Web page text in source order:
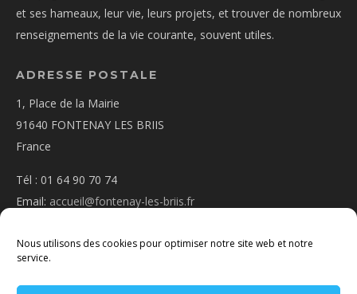
Nous utilisons des cookies pour optimiser notre site web et notre
service.
et ses hameaux, leur vie, leurs projets, et trouver de nombreux
renseignements de la vie courante, souvent utiles.
ADRESSE POSTALE
1, Place de la Mairie
91640 FONTENAY LES BRIIS
France
Tél : 01 64 90 70 74
Email: accueil@fontenay-les-briis.fr